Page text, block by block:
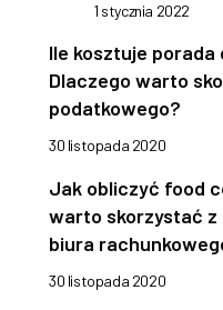
1 stycznia 2022
Ile kosztuje
Dlaczego warto
podatkowego?
30 listopada 2020
Jak obliczyć food
warto skorzystać z
biura
30 listopada 2020